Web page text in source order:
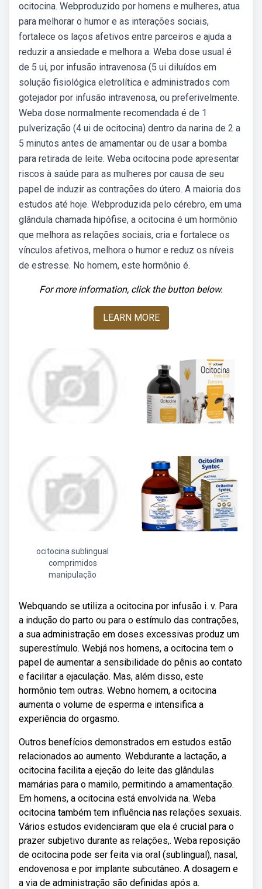
ocitocina. Webproduzido por homens e mulheres, atua
para melhorar o humor e as interações sociais,
fortalece os laços afetivos entre parceiros e ajuda a
reduzir a ansiedade e melhora a. Weba dose usual é
de 5 ui, por infusão intravenosa (5 ui diluídos em
solução fisiológica eletrolítica e administrados com
gotejador por infusão intravenosa, ou preferivelmente.
Weba dose normalmente recomendada é de 1
pulverização (4 ui de ocitocina) dentro da narina de 2 a
5 minutos antes de amamentar ou de usar a bomba
para retirada de leite. Weba ocitocina pode apresentar
riscos à saúde para as mulheres por causa de seu
papel de induzir as contrações do útero. A maioria dos
estudos até hoje. Webproduzida pelo cérebro, em uma
glândula chamada hipófise, a ocitocina é um hormônio
que melhora as relações sociais, cria e fortalece os
vínculos afetivos, melhora o humor e reduz os níveis
de estresse. No homem, este hormônio é.
For more information, click the button below.
LEARN MORE
ocitocina sublingual
comprimidos
manipulação
Webquando se utiliza a ocitocina por infusão i. v. Para
a indução do parto ou para o estímulo das contrações,
a sua administração em doses excessivas produz um
superestímulo. Webjá nos homens, a ocitocina tem o
papel de aumentar a sensibilidade do pênis ao contato
e facilitar a ejaculação. Mas, além disso, este
hormônio tem outras. Webno homem, a ocitocina
aumenta o volume de esperma e intensifica a
experiência do orgasmo.
Outros benefícios demonstrados em estudos estão
relacionados ao aumento. Webdurante a lactação, a
ocitocina facilita a ejeção do leite das glândulas
mamárias para o mamilo, permitindo a amamentação.
Em homens, a ocitocina está envolvida na. Weba
ocitocina também tem influência nas relações sexuais.
Vários estudos evidenciaram que ela é crucial para o
prazer subjetivo durante as relações,. Weba reposição
de ocitocina pode ser feita via oral (sublingual), nasal,
endovenosa e por implante subcutâneo. A dosagem e
a via de administração são definidas após a.